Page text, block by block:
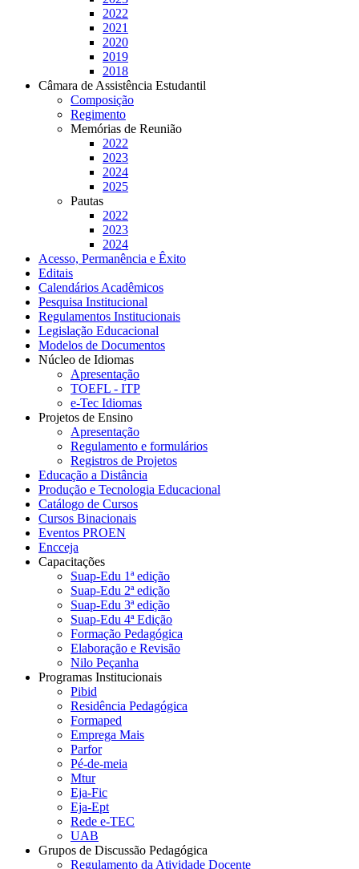
2022
2021
2020
2019
2018
Câmara de Assistência Estudantil
Composição
Regimento
Memórias de Reunião
2022
2023
2024
2025
Pautas
2022
2023
2024
Acesso, Permanência e Êxito
Editais
Calendários Acadêmicos
Pesquisa Institucional
Regulamentos Institucionais
Legislação Educacional
Modelos de Documentos
Núcleo de Idiomas
Apresentação
TOEFL - ITP
e-Tec Idiomas
Projetos de Ensino
Apresentação
Regulamento e formulários
Registros de Projetos
Educação a Distância
Produção e Tecnologia Educacional
Catálogo de Cursos
Cursos Binacionais
Eventos PROEN
Encceja
Capacitações
Suap-Edu 1ª edição
Suap-Edu 2ª edição
Suap-Edu 3ª edição
Suap-Edu 4ª Edição
Formação Pedagógica
Elaboração e Revisão
Nilo Peçanha
Programas Institucionais
Pibid
Residência Pedagógica
Formaped
Emprega Mais
Parfor
Pé-de-meia
Mtur
Eja-Fic
Eja-Ept
Rede e-TEC
UAB
Grupos de Discussão Pedagógica
Regulamento da Atividade Docente